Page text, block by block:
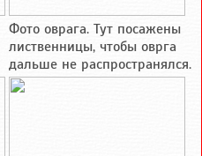
Фото оврага. Тут посажены
лиственницы, чтобы оврга
дальше не распространялся.